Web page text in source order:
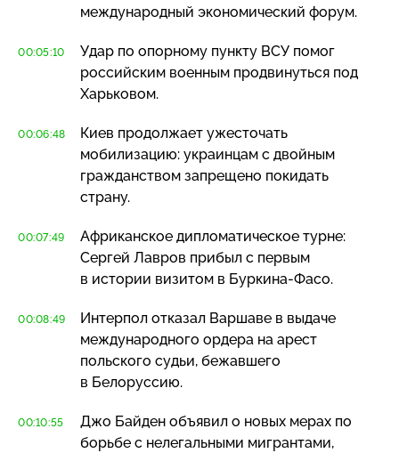
международный экономический форум.
00:05:10
Удар по опорному пункту ВСУ помог
российским военным продвинуться под
Харьковом.
00:06:48
Киев продолжает ужесточать
мобилизацию: украинцам с двойным
гражданством запрещено покидать
страну.
00:07:49
Африканское дипломатическое турне:
Сергей Лавров прибыл с первым
в истории визитом в Буркина-Фасо.
00:08:49
Интерпол отказал Варшаве в выдаче
международного ордера на арест
польского судьи, бежавшего
в Белоруссию.
00:10:55
Джо Байден объявил о новых мерах по
борьбе с нелегальными мигрантами,